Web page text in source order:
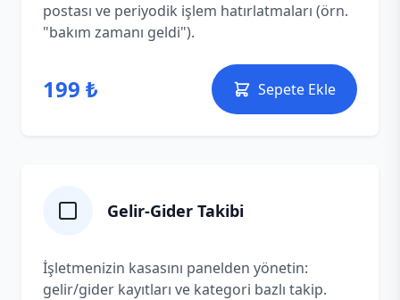
postası ve periyodik işlem hatırlatmaları (örn.
"bakım zamanı geldi").
199 ₺ Sepete Ekle
Gelir-Gider Takibi
İşletmenizin kasasını panelden yönetin:
gelir/gider kayıtları ve kategori bazlı takip.